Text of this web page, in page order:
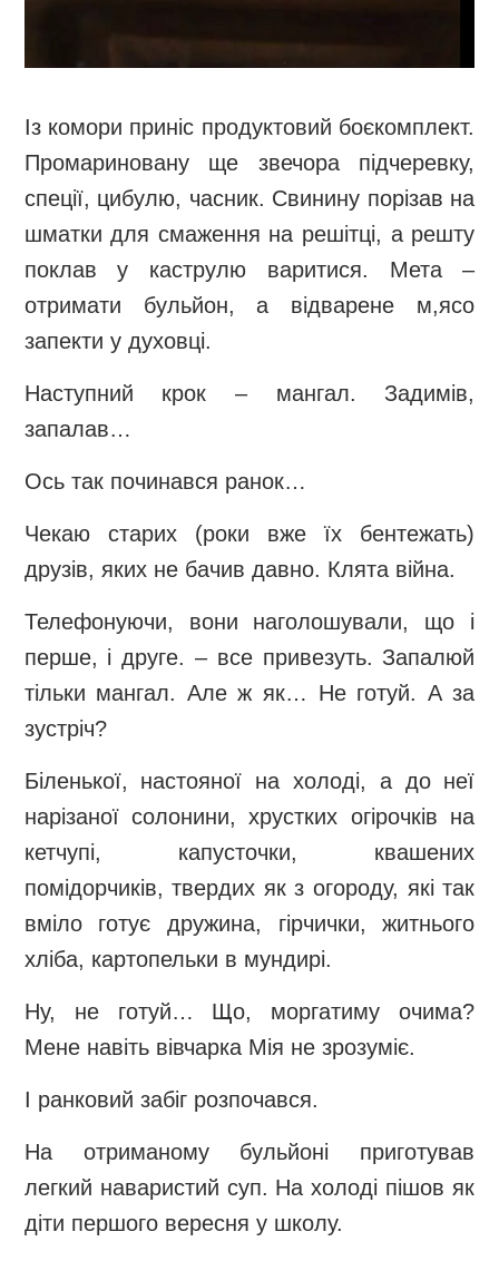
Із комори приніс продуктовий боєкомплект.
Промариновану ще звечора підчеревку,
спеції, цибулю, часник. Свинину порізав на
шматки для смаження на решітці, а решту
поклав у каструлю варитися. Мета –
отримати бульйон, а відварене м,ясо
запекти у духовці.
Наступний крок – мангал. Задимів,
запалав…
Ось так починався ранок…
Чекаю старих (роки вже їх бентежать)
друзів, яких не бачив давно. Клята війна.
Телефонуючи, вони наголошували, що і
перше, і друге. – все привезуть. Запалюй
тільки мангал. Але ж як… Не готуй. А за
зустріч?
Біленької, настояної на холоді, а до неї
нарізаної солонини, хрустких огірочків на
кетчупі, капусточки, квашених
помідорчиків, твердих як з огороду, які так
вміло готує дружина, гірчички, житнього
хліба, картопельки в мундирі.
Ну, не готуй… Що, моргатиму очима?
Мене навіть вівчарка Мія не зрозуміє.
І ранковий забіг розпочався.
На отриманому бульйоні приготував
легкий наваристий суп. На холоді пішов як
діти першого вересня у школу.